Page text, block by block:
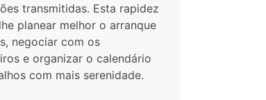
transmitidas. Esta rapidez
planear melhor o arranque
negociar com os
e organizar o calendário
com mais serenidade.